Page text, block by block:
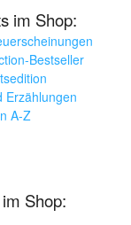
im Shop:
Bestseller
Erzählungen
A-Z
Shop: